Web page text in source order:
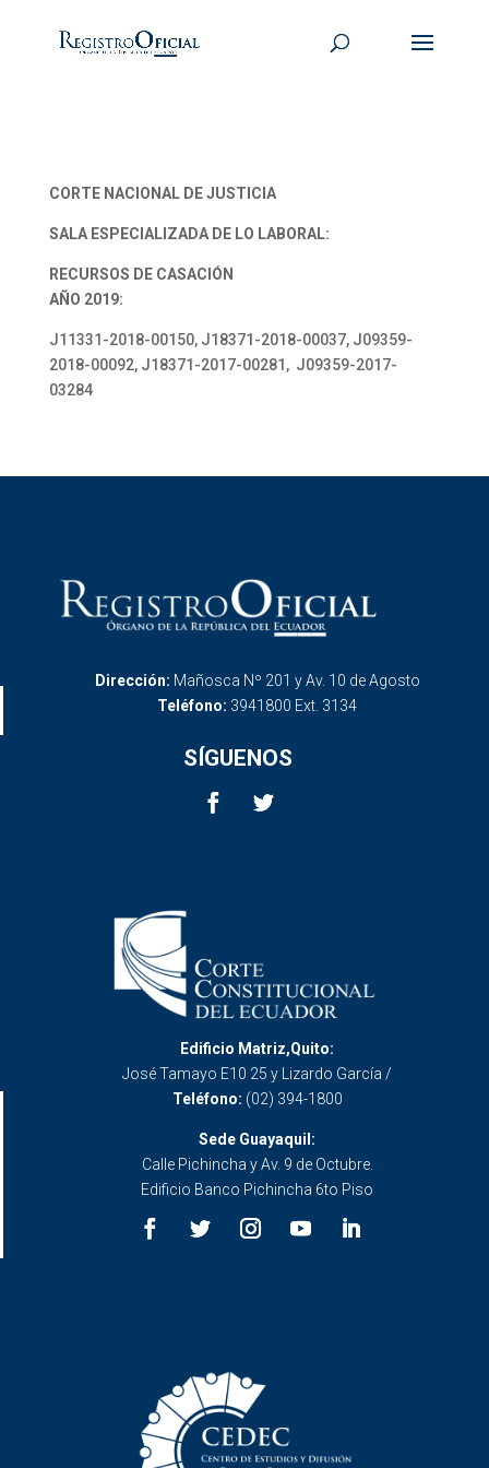
CORTE NACIONAL DE JUSTICIA
SALA ESPECIALIZADA DE LO LABORAL:
RECURSOS DE CASACIÓN
AÑO 2019:
J11331-2018-00150, J18371-2018-00037, J09359-
2018-00092, J18371-2017-00281, J09359-2017-
03284
Dirección: Mañosca Nº 201 y Av. 10 de Agosto
Teléfono: 3941800 Ext. 3134
SÍGUENOS
Edificio Matriz,Quito:
José Tamayo E10 25 y Lizardo García /
Teléfono: (02) 394-1800
Sede Guayaquil:
Calle Pichincha y Av. 9 de Octubre.
Edificio Banco Pichincha 6to Piso